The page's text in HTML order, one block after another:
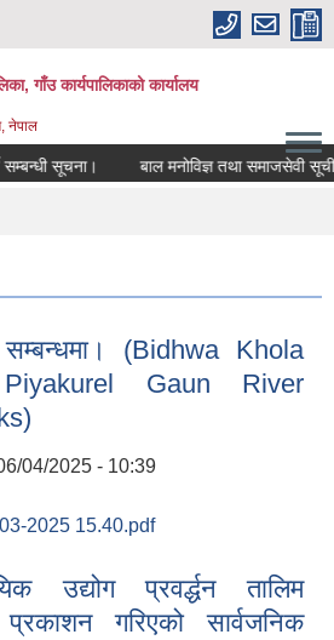
गाँउ कार्यपालिकाको कार्यालय
नेपाल
सूचना। बाल मनोविज्ञ तथा समाजसेवी
(Bidhwa Khola
Piyakurel Gaun River
04/2025 - 10:39
2025 15.40.pdf
Piyakurel Gaun River Protection
उद्योग प्रवर्द्धन तालिम
गरिएको सार्वजनिक